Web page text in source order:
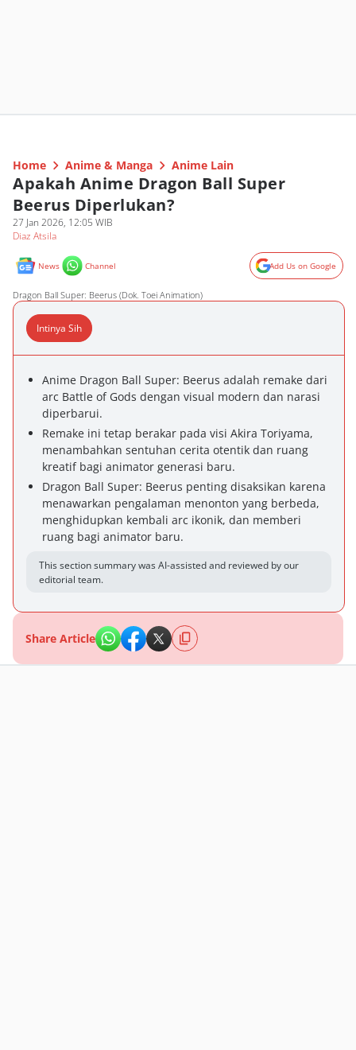
Home Anime & Manga Anime Lain
Apakah Anime Dragon Ball Super
Beerus Diperlukan?
27 Jan 2026, 12:05 WIB
Diaz Atsila
News Channel Add Us on Google
Dragon Ball Super: Beerus (Dok. Toei Animation)
Intinya Sih
Anime Dragon Ball Super: Beerus adalah remake dari
arc Battle of Gods dengan visual modern dan narasi
diperbarui.
Remake ini tetap berakar pada visi Akira Toriyama,
menambahkan sentuhan cerita otentik dan ruang
kreatif bagi animator generasi baru.
Dragon Ball Super: Beerus penting disaksikan karena
menawarkan pengalaman menonton yang berbeda,
menghidupkan kembali arc ikonik, dan memberi
ruang bagi animator baru.
This section summary was AI-assisted and reviewed by our
editorial team.
Share Article